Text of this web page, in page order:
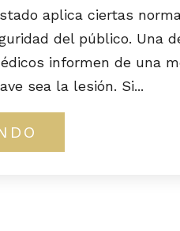
aplica ciertas
del público. Una
informen de una
sea la lesión. Si...